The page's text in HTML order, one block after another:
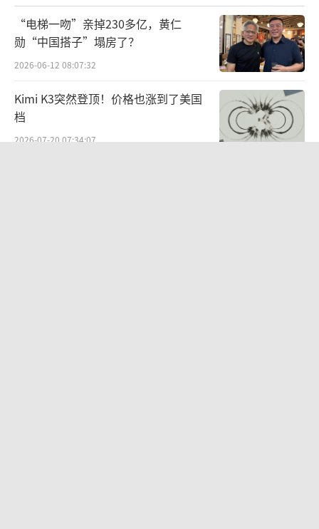
“电梯一吻”亲掉230多亿，黄仁
勋“中国搭子”塌房了？
2026-06-12 08:07:32
Kimi K3突然登顶！价格也涨到了美国
档
2026-07-20 07:34:07